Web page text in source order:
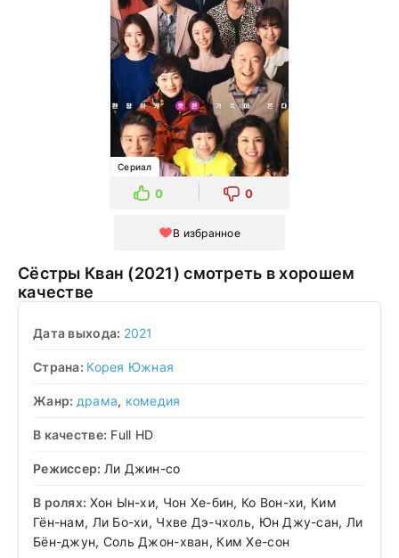
Сериал
0 0
В избранное
Сёстры Кван (2021) смотреть в хорошем
качестве
Дата выхода: 2021
Страна: Корея Южная
Жанр: драма, комедия
В качестве: Full HD
Режиссер: Ли Джин-со
В ролях: Хон Ын-хи, Чон Хе-бин, Ко Вон-хи, Ким
Гён-нам, Ли Бо-хи, Чхве Дэ-чхоль, Юн Джу-сан, Ли
Бён-джун, Соль Джон-хван, Ким Хе-сон